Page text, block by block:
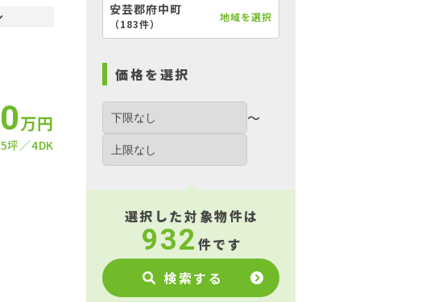
万円
坪 4DK
安芸郡府中町
（183件）
地域を選択
価格を選択
〜
選択した対象物件は
932 件です
検索する